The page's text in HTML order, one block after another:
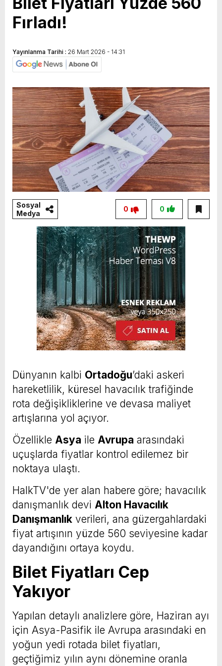
Fırladı!
Yayınlanma Tarihi : 26 Mart 2026 - 14:31
Sosyal
Medya
0
0
Dünyanın kalbi Ortadoğu’daki askeri
hareketlilik, küresel havacılık trafiğinde
rota değişikliklerine ve devasa maliyet
artışlarına yol açıyor.
Özellikle Asya ile Avrupa arasındaki
uçuşlarda fiyatlar kontrol edilemez bir
noktaya ulaştı.
HalkTV'de yer alan habere göre; havacılık
danışmanlık devi Alton Havacılık
Danışmanlık verileri, ana güzergahlardaki
fiyat artışının yüzde 560 seviyesine kadar
dayandığını ortaya koydu.
Bilet Fiyatları Cep
Yakıyor
Yapılan detaylı analizlere göre, Haziran ayı
için Asya-Pasifik ile Avrupa arasındaki en
yoğun yedi rotada bilet fiyatları,
geçtiğimiz yılın aynı dönemine oranla